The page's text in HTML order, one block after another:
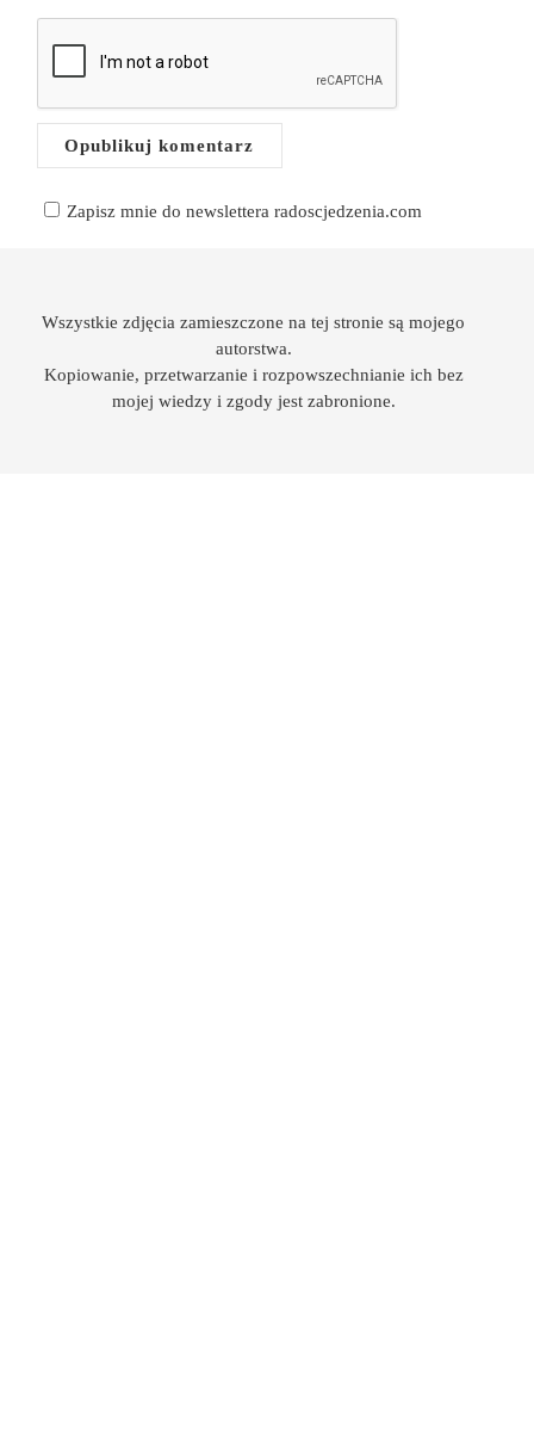
Zapisz mnie do newslettera radoscjedzenia.com
Wszystkie zdjęcia zamieszczone na tej stronie są mojego
autorstwa.
Kopiowanie, przetwarzanie i rozpowszechnianie ich bez
mojej wiedzy i zgody jest zabronione.